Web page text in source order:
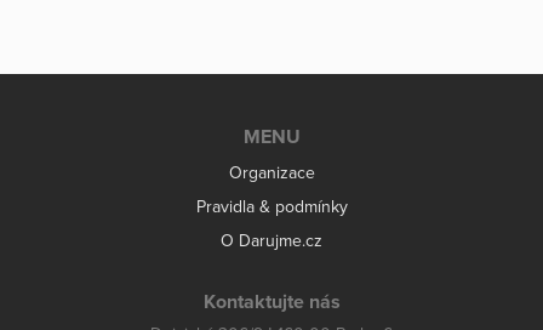
MENU
Organizace
Pravidla & podmínky
O Darujme.cz
Kontaktujte nás